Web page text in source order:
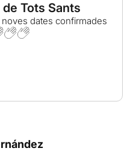
Tots Sants
noves dates confirmades